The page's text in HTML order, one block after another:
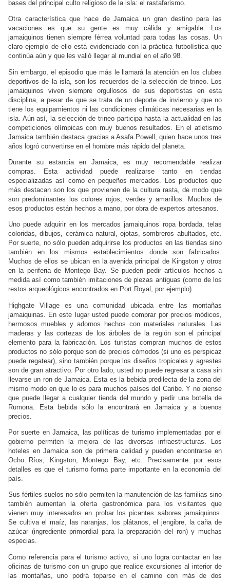
bases del principal culto religioso de la isla: el rastafarismo.
Otra característica que hace de Jamaica un gran destino para las
vacaciones es que su gente es muy cálida y amigable. Los
jamaiquinos tienen siempre férrea voluntad para todas las cosas. Un
claro ejemplo de ello está evidenciado con la práctica futbolística que
continúa aún y que les valió llegar al mundial en el año 98.
Sin embargo, el episodio que más le llamará la atención en los clubes
deportivos de la isla, son los recuerdos de la selección de trineo. Los
jamaiquinos viven siempre orgullosos de sus deportistas en esta
disciplina, a pesar de que se trata de un deporte de invierno y que no
tiene los equipamientos ni las condiciones climáticas necesarias en la
isla. Aún así, la selección de trineo participa hasta la actualidad en las
competiciones olímpicas con muy buenos resultados. En el atletismo
Jamaica también destaca gracias a Asafa Powell, quien hace unos tres
años logró convertirse en el hombre más rápido del planeta.
Durante su estancia en Jamaica, es muy recomendable realizar
compras. Esta actividad puede realizarse tanto en tiendas
especializadas así como en pequeños mercados. Los productos que
más destacan son los que provienen de la cultura rasta, de modo que
son predominantes los colores rojos, verdes y amarillos. Muchos de
esos productos están hechos a mano, por obra de expertos artesanos.
Uno puede adquirir en los mercados jamaiquinos ropa bordada, telas
coloridas, dibujos, cerámica natural, ojotas, sombreros abultados, etc.
Por suerte, no sólo pueden adquirirse los productos en las tiendas sino
también en los mismos establecimientos donde son fabricados.
Muchos de ellos se ubican en la avenida principal de Kingston y otros
en la periferia de Montego Bay. Se pueden pedir artículos hechos a
medida así como también imitaciones de piezas antiguas (como de los
restos arqueológicos encontrados en Port Royal, por ejemplo).
Highgate Village es una comunidad ubicada entre las montañas
jamaiquinas. En este lugar usted puede comprar por precios módicos,
hermosos muebles y adornos hechos con materiales naturales. Las
maderas y las cortezas de los árboles de la región son el principal
elemento para la fabricación. Los turistas compran muchos de estos
productos no sólo porque son de precios cómodos (si uno es perspicaz
puede regatear), sino también porque los diseños tropicales y agrestes
son de gran atractivo. Por otro lado, usted no puede regresar a casa sin
llevarse un ron de Jamaica. Esta es la bebida predilecta de la zona del
mismo modo en que lo es para muchos países del Caribe. Y no piense
que puede llegar a cualquier tienda del mundo y pedir una botella de
Rumona. Esta bebida sólo la encontrará en Jamaica y a buenos
precios.
Por suerte en Jamaica, las políticas de turismo implementadas por el
gobierno permiten la mejora de las diversas infraestructuras. Los
hoteles en Jamaica son de primera calidad y pueden encontrarse en
Ocho Ríos, Kingston, Montego Bay, etc. Precisamente por esos
detalles es que el turismo forma parte importante en la economía del
país.
Sus fértiles suelos no sólo permiten la manutención de las familias sino
también aumentan la oferta gastronómica para los visitantes que
vienen muy interesados en probar los picantes sabores jamaiquinos.
Se cultiva el maíz, las naranjas, los plátanos, el jengibre, la caña de
azúcar (ingrediente primordial para la preparación del ron) y muchas
especias.
Como referencia para el turismo activo, si uno logra contactar en las
oficinas de turismo con un grupo que realice excursiones al interior de
las montañas, uno podrá toparse en el camino con más de dos